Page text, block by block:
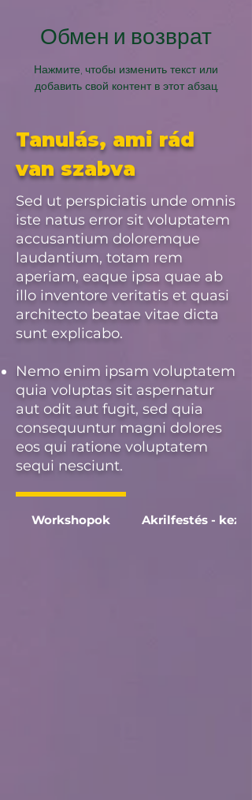
Обмен и возврат
Нажмите, чтобы изменить текст или
добавить свой контент в этот абзац.
Tanulás, ami rád
van szabva
Sed ut perspiciatis unde omnis
iste natus error sit voluptatem
accusantium doloremque
laudantium, totam rem
aperiam, eaque ipsa quae ab
illo inventore veritatis et quasi
architecto beatae vitae dicta
sunt explicabo.
Nemo enim ipsam voluptatem
quia voluptas sit aspernatur
aut odit aut fugit, sed quia
consequuntur magni dolores
eos qui ratione voluptatem
sequi nesciunt.
Workshopok Akrilfestés - kezdő